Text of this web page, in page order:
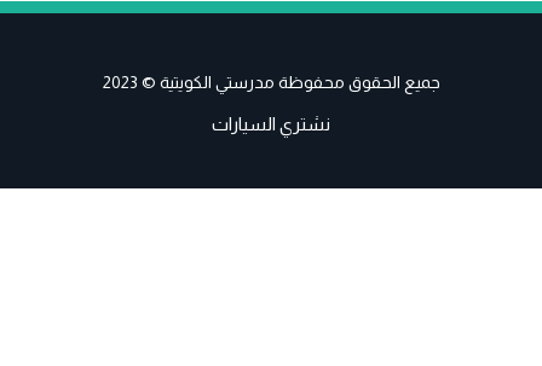
جميع الحقوق محفوظة مدرستي الكويتية © 2023
نشتري السيارات